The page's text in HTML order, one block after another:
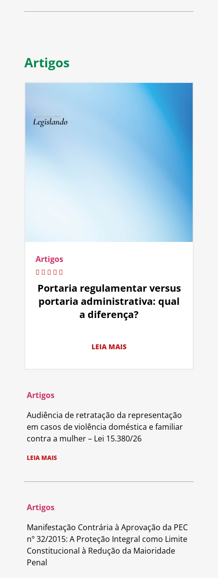
Artigos
Artigos
Portaria regulamentar versus
portaria administrativa: qual
a diferença?
LEIA MAIS
Artigos
Audiência de retratação da representação
em casos de violência doméstica e familiar
contra a mulher – Lei 15.380/26
LEIA MAIS
Artigos
Manifestação Contrária à Aprovação da PEC
nº 32/2015: A Proteção Integral como Limite
Constitucional à Redução da Maioridade
Penal